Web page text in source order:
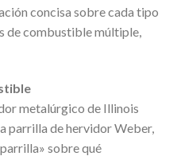
concisa sobre cada tipo
de combustible múltiple,
metalúrgico de Illinois
parrilla de hervidor Weber,
sobre qué